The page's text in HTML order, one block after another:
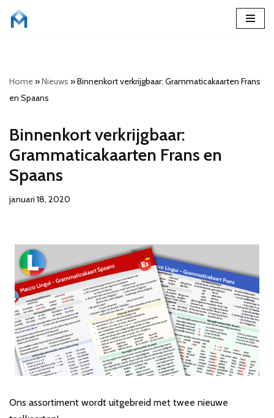
inhoud
Home»Nieuws »Binnenkort verkrijgbaar: Grammaticakaarten Frans
en Spaans
Binnenkort verkrijgbaar:
Grammaticakaarten Frans en
Spaans
januari 18, 2020
Ons assortiment wordt uitgebreid met twee nieuwe